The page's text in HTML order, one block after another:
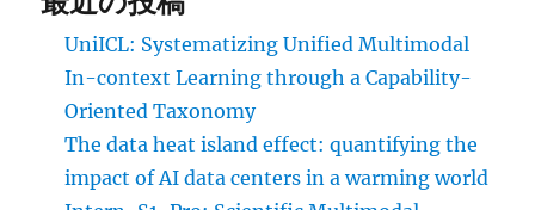
UniICL: Systematizing Unified Multimodal
In-context Learning through a Capability-
Oriented Taxonomy
The data heat island effect: quantifying the
impact of AI data centers in a warming world